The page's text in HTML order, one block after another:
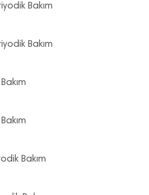
Bakım
Bakım
Bakım